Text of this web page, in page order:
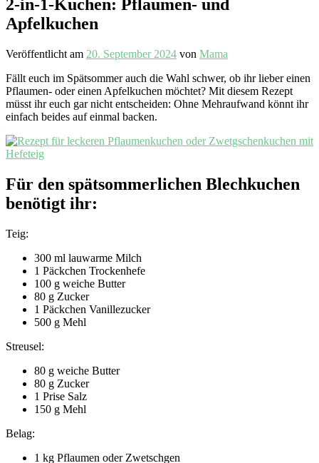
2-in-1-Kuchen: Pflaumen- und
Apfelkuchen
Veröffentlicht am 20. September 2024 von Mama
Fällt euch im Spätsommer auch die Wahl schwer, ob ihr lieber einen
Pflaumen- oder einen Apfelkuchen möchtet? Mit diesem Rezept
müsst ihr euch gar nicht entscheiden: Ohne Mehraufwand könnt ihr
einfach beides auf einmal backen.
Für den spätsommerlichen Blechkuchen
benötigt ihr:
Teig:
300 ml lauwarme Milch
1 Päckchen Trockenhefe
100 g weiche Butter
80 g Zucker
1 Päckchen Vanillezucker
500 g Mehl
Streusel:
80 g weiche Butter
80 g Zucker
1 Prise Salz
150 g Mehl
Belag:
1 kg Pflaumen oder Zwetschgen